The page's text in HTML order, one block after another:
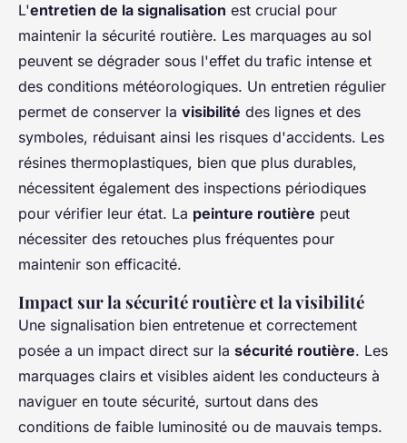
L'entretien de la signalisation est crucial pour
maintenir la sécurité routière. Les marquages au sol
peuvent se dégrader sous l'effet du trafic intense et
des conditions météorologiques. Un entretien régulier
permet de conserver la visibilité des lignes et des
symboles, réduisant ainsi les risques d'accidents. Les
résines thermoplastiques, bien que plus durables,
nécessitent également des inspections périodiques
pour vérifier leur état. La peinture routière peut
nécessiter des retouches plus fréquentes pour
maintenir son efficacité.
Impact sur la sécurité routière et la visibilité
Une signalisation bien entretenue et correctement
posée a un impact direct sur la sécurité routière. Les
marquages clairs et visibles aident les conducteurs à
naviguer en toute sécurité, surtout dans des
conditions de faible luminosité ou de mauvais temps.